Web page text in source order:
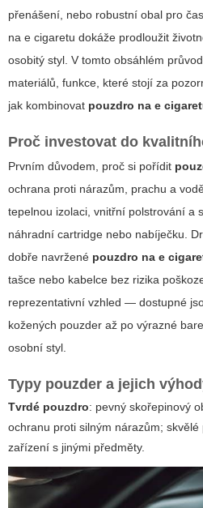
přenášení, nebo robustní obal pro
na e cigaretu dokáže prodloužit
osobitý styl. V tomto obsáhlém
materiálů, funkce, které stojí za
jak kombinovat pouzdro na e
Proč investovat do
Prvním důvodem, proč si pořídit
ochrana proti nárazům, prachu a
tepelnou izolaci, vnitřní polstrování a
náhradní cartridge nebo nabíječku.
dobře navržené pouzdro na e
tašce nebo kabelce bez rizika
reprezentativní vzhled — dostupné
kožených pouzder až po výrazné
osobní styl.
Typy pouzder a jejich
Tvrdé pouzdro: pevný skořepinový
ochranu proti silným nárazům;
zařízení s jinými předměty.